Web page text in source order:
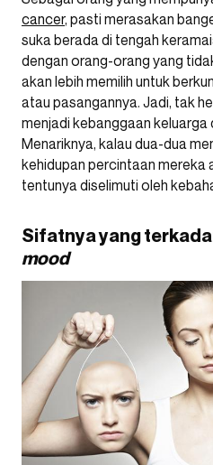
cancer, pasti merasakan
suka berada di tengah
dengan orang-orang yang
akan lebih memilih untuk
atau pasangannya. Jadi, tak
menjadi kebanggaan keluarga
Menariknya, kalau dua-dua
kehidupan percintaan mereka
tentunya diselimuti oleh
Sifatnya yang
mood